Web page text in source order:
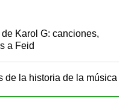
Karol G: canciones,
a Feid
de la historia de la música